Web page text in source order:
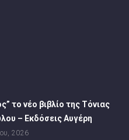
το νέο βιβλίο της Τόνιας
– Εκδόσεις Αυγέρη
2026